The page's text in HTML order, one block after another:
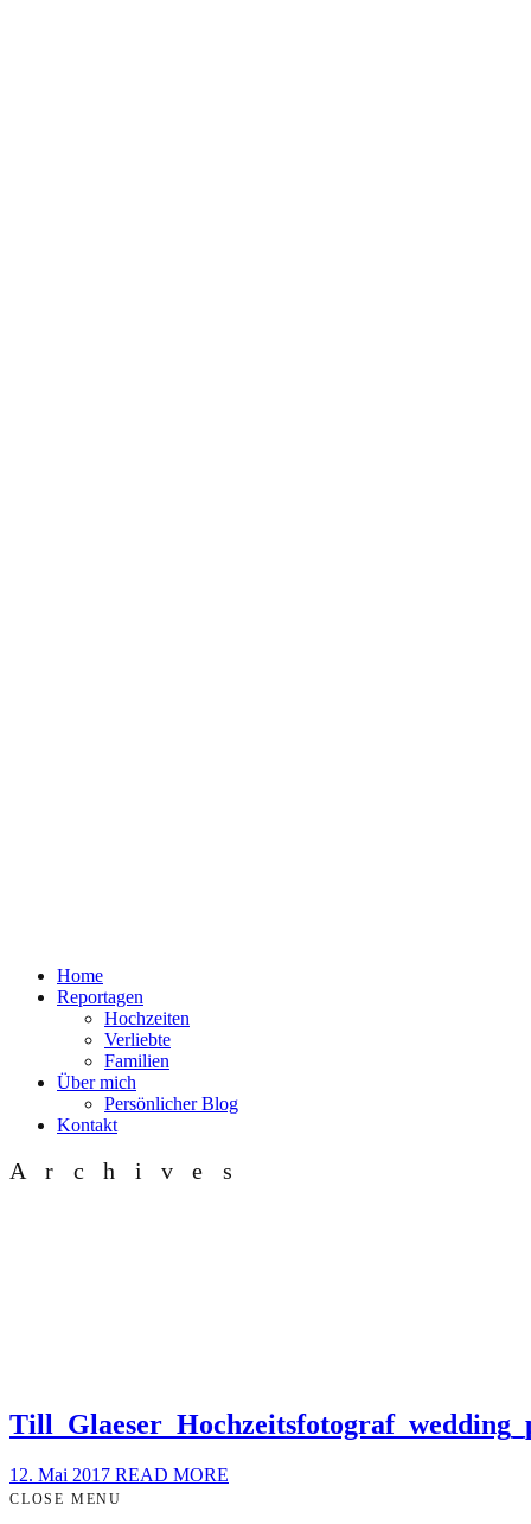
Home
Reportagen
Hochzeiten
Verliebte
Familien
Über mich
Persönlicher Blog
Kontakt
Archives
12. Mai 2017 READ MORE
CLOSE MENU